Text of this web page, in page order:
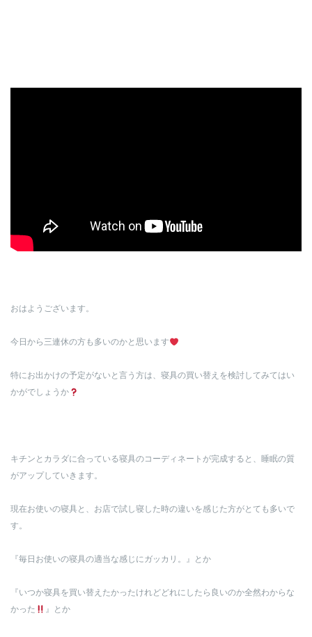
おはようございます。
今日から三連休の方も多いのかと思います
特にお出かけの予定がないと言う方は、寝具の買い替えを検討してみてはい
かがでしょうか
キチンとカラダに合っている寝具のコーディネートが完成すると、睡眠の質
がアップしていきます。
現在お使いの寝具と、お店で試し寝した時の違いを感じた方がとても多いで
す。
『毎日お使いの寝具の適当な感じにガッカリ。』とか
『いつか寝具を買い替えたかったけれどどれにしたら良いのか全然わからな
かった
』とか